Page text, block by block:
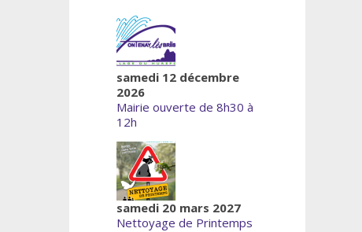
samedi 12 décembre
2026
Mairie ouverte de 8h30 à
12h
samedi 20 mars 2027
Nettoyage de Printemps